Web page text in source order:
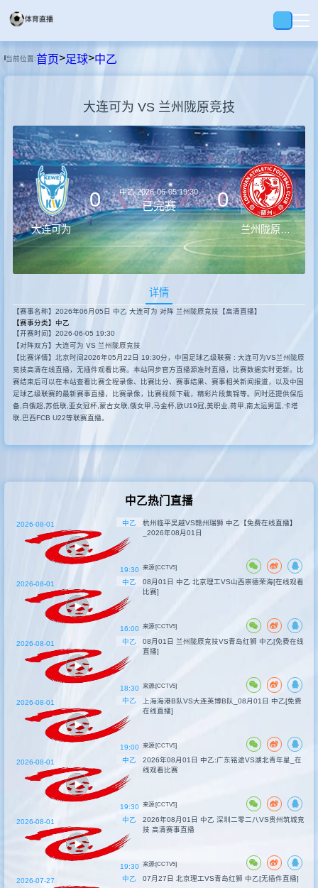
足球
篮球
录播
集锦
速报
当前位置:首页>足球>中乙
大连可为 VS 兰州陇原竞技
大连可为
0 中乙2026-06-05 19:30
已完赛 0
详情
【赛事名称】2026年06月05日 中乙 大连可为 对阵 兰州陇原竞技【高清直播】
【赛事分类】 中乙
【开赛时间】2026-06-05 19:30
【对阵双方】大连可为 VS 兰州陇原竞技
【比赛详情】北京时间2026年05月22日 19:30分，中国足球乙级联赛 : 大连可为VS兰州陇原
竞技高清在线直播，无插件观看比赛。本站同步官方直播源准时直播，比赛数据实时更新。比
赛结束后可以在本站查看比赛全程录像、比赛比分、赛事结果、赛事相关新闻报道，以及中国
足球乙级联赛的最新赛事直播，比赛录像，比赛视频下载，精彩片段集锦等。同时还提供保后
备,白俄超,苏低联,亚女冠杯,蒙古女联,俄女甲,马金杯,欧U19冠,美职业,荷甲,南太运男篮,卡塔
联,巴西FCB U22等联赛直播。
中乙热门直播
中乙
19:30
2026-08-01
杭州临平吴越VS赣州瑞狮 中乙【免费在线直播】
_2026年08月01日
来源:[CCTV5]
中乙
16:00
2026-08-01
08月01日 中乙 北京理工VS山西崇德荣海[在线观看
比赛]
来源:[CCTV5]
中乙
18:30
2026-08-01
08月01日 兰州陇原竞技VS青岛红狮 中乙[免费在线
直播]
来源:[CCTV5]
中乙
19:00
2026-08-01
上海海港B队VS大连英博B队_08月01日 中乙[免费
在线直播]
来源:[CCTV5]
中乙
19:30
2026-08-01
2026年08月01日 中乙:广东铭途VS湖北青年星_在
线观看比赛
来源:[CCTV5]
中乙
19:30
2026-08-01
2026年08月01日 中乙 深圳二零二八VS贵州筑城竞
技 高清赛事直播
来源:[CCTV5]
中乙
2026-07-27 07月27日 北京理工VS青岛红狮 中乙[无插件直播]